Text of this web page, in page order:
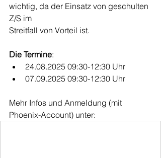
wichtig, da der Einsatz von geschulten
Z/S im
Streitfall von Vorteil ist.
Die Termine:
24.08.2025 09:30-12:30 Uhr
07.09.2025 09:30-12:30 Uhr
Mehr Infos und Anmeldung (mit
Phoenix-Account) unter: